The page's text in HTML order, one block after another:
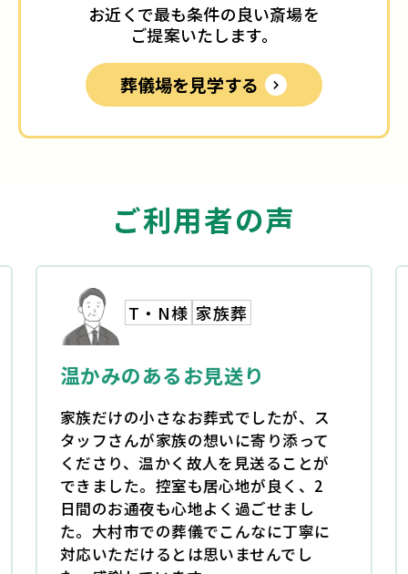
お近くで最も条件の良い斎場を
ご提案いたします。
葬儀場を見学する
ご利用者の声
S・Y様 火葬
シンプルで心のこもった対応
火葬式でしたが、決してシンプルなだ
けではなく、心のこもった対応をして
いただきました。遺族の気持ちを最優
先に考えてくださり、故人も喜んでい
ると思います。急な対応もスムーズ
で、本当に助かりました。